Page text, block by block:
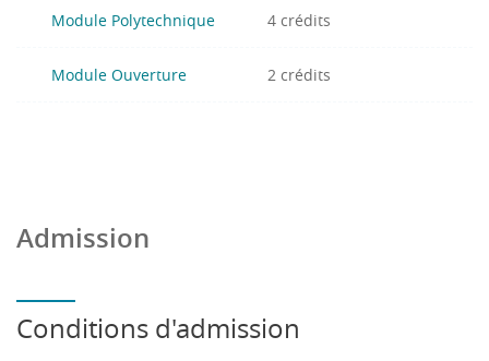
Module Polytechnique 4 crédits
Module Ouverture 2 crédits
Admission
Conditions d'admission